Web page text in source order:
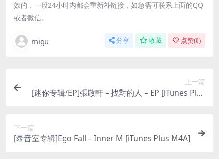
效的，一般24小时内都会重新补链接，如急需可联系上面的QQ
或者微信。
migu 分享 收藏 点赞(0)
上一篇
[迷你专辑/EP]張敬軒 – 找對的人 – EP [iTunes Plus
下一篇
[录音室专辑]Ego Fall – Inner M [iTunes Plus M4A]